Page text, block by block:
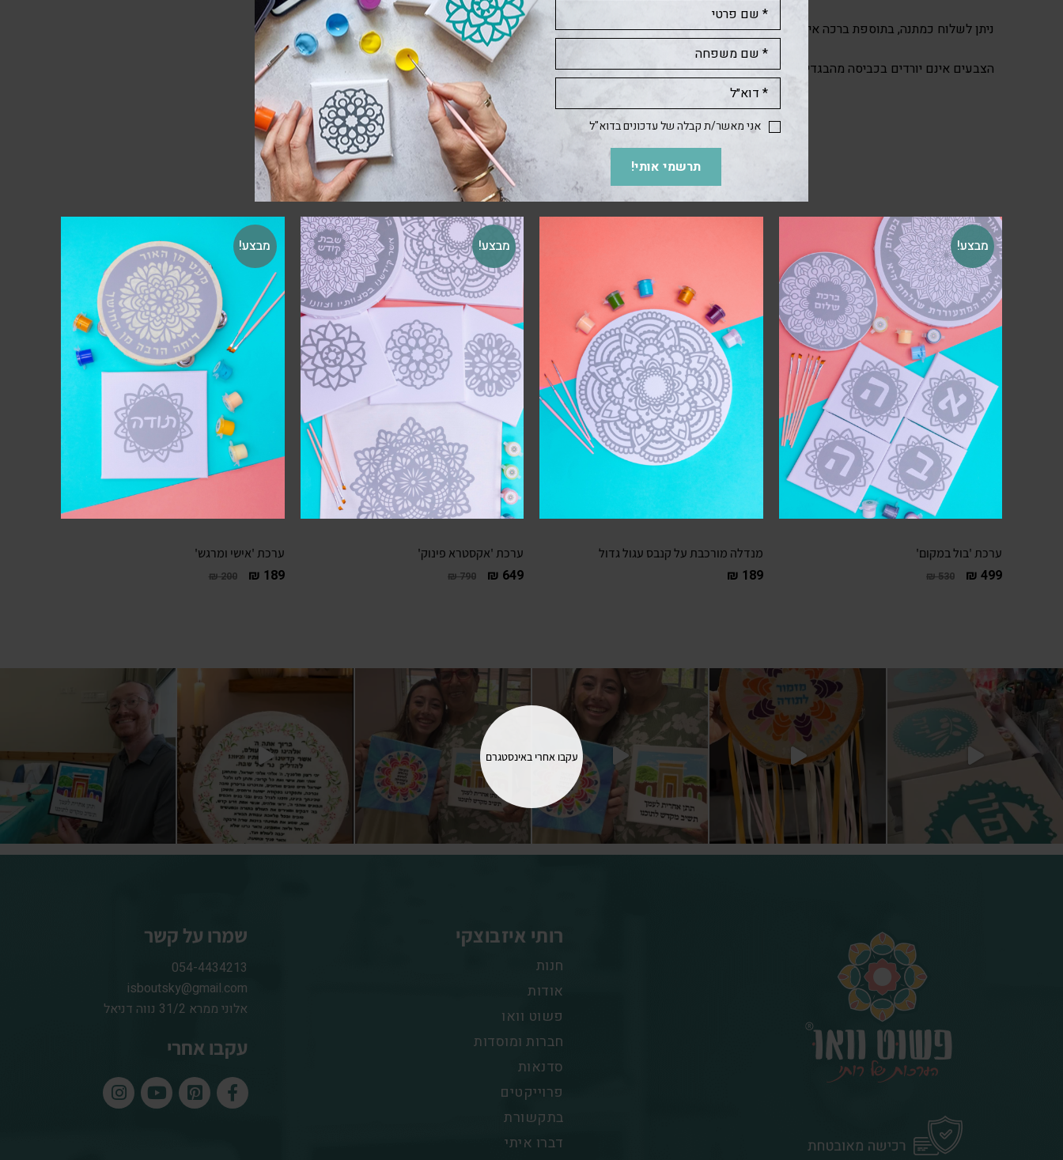
ניתן לשלוח כמתנה, בתוספת ברכה אישית.
הצבעים אינם יורדים בכביסה מהבגדים ועל כן יש להזהר.
מוצרים קשורים
מבצע!
ערכת 'בול במקום'
₪530 ₪ 499
מנדלה מורכבת על קנבס עגול גדול
₪ 189
מבצע!
ערכת 'אקסטרא פינוק'
₪790 ₪ 649
מבצע!
ערכת 'אישי ומרגש'
₪200 ₪ 189
עקבו אחרי באינסטגרם
ספפוסיבל! זו מילה התפעלות ב עם מועצת אפרת יצא לי לעבוד כ
רותי איזבוצקי
חנות
אודות
פשוט וואו
חברות ומוסדות
סדנאות
פרוייקטים
בתקשורת
דברו איתי
שמרו על קשר
054-4434213
isboutsky@gmail.com
אלוני ממרא 31/2 נווה דניאל
עקבו אחרי
אני מאשר/ת קבלה של עדכונים בדוא"ל
תרשמי אותי!